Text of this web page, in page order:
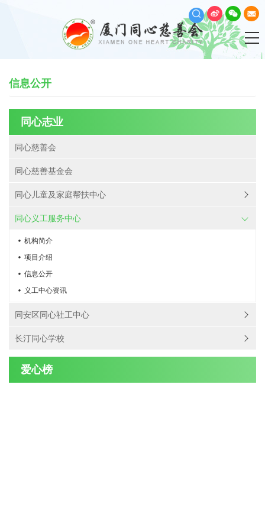
信息公开
同心志业
同心慈善会
同心慈善基金会
同心儿童及家庭帮扶中心
同心义工服务中心
机构简介
项目介绍
信息公开
义工中心资讯
同安区同心社工中心
长汀同心学校
爱心榜